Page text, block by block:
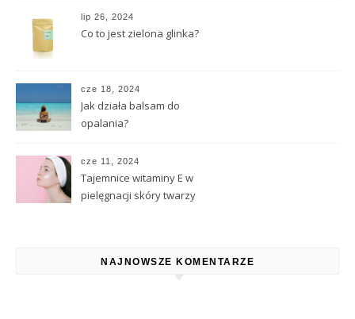
lip 26, 2024
Co to jest zielona glinka?
cze 18, 2024
Jak działa balsam do
opalania?
cze 11, 2024
Tajemnice witaminy E w
pielęgnacji skóry twarzy
NAJNOWSZE KOMENTARZE